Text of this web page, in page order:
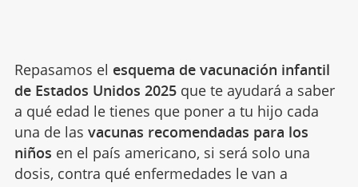
Repasamos el esquema de vacunación infantil
de Estados Unidos 2025que te ayudará a saber
a qué edad le tienes que poner a tu hijo cada
una de las vacunas recomendadas para los
niños en el país americano, si será solo una
dosis, contra qué enfermedades le van a